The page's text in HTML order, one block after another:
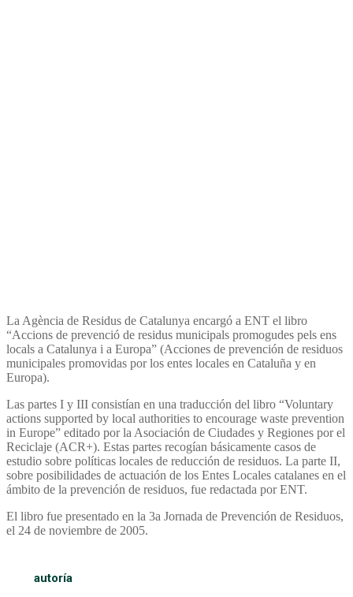
La Agència de Residus de Catalunya encargó a ENT el libro
“Accions de prevenció de residus municipals promogudes pels ens
locals a Catalunya i a Europa” (Acciones de prevención de residuos
municipales promovidas por los entes locales en Cataluña y en
Europa).
Las partes I y III consistían en una traducción del libro “Voluntary
actions supported by local authorities to encourage waste prevention
in Europe” editado por la Asociación de Ciudades y Regiones por el
Reciclaje (ACR+). Estas partes recogían básicamente casos de
estudio sobre políticas locales de reducción de residuos. La parte II,
sobre posibilidades de actuación de los Entes Locales catalanes en el
ámbito de la prevención de residuos, fue redactada por ENT.
El libro fue presentado en la 3a Jornada de Prevención de Residuos,
el 24 de noviembre de 2005.
autoría